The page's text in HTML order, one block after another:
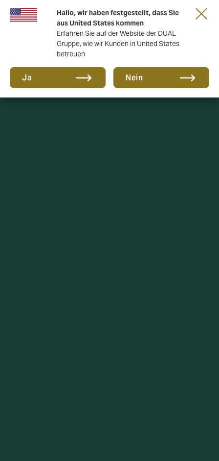
Hallo, wir haben festgestellt, dass Sie
aus United States kommen
Erfahren Sie auf der Website der DUAL
Gruppe, wie wir Kunden in United States
betreuen
Ja Nein
Gemeinsam in die nächste Runde. Renew
with us